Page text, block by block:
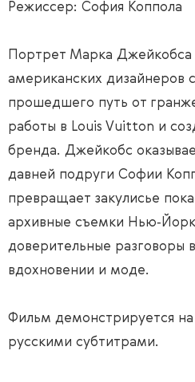
Режиссер: София Коппола
Портрет Марка
американских дизайнеров
прошедшего путь от
работы в Louis Vuitton и
бренда. Джейкобс
давней подруги Софии
превращает закулисье
архивные съемки
доверительные разговоры
вдохновении и моде.
Фильм демонстрируется на
русскими субтитрами.